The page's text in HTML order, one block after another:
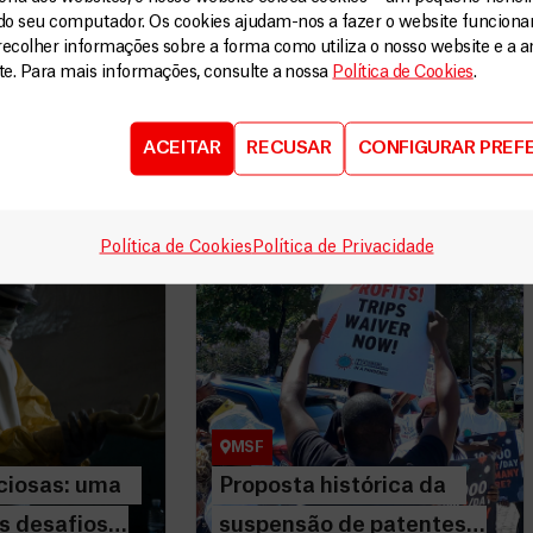
seu computador. Os cookies ajudam-nos a fazer o website
informações sobre a forma como utiliza o nosso website e a
Para mais informações, consulte a nossa Política de Cookies.
ACEITAR RECUSAR CONFIGURAR
Política de Cookies Política de Privacidade
uma visão
morais
uma
desafios
Artigos 22 Fevereiro, 2022
Proposta histórica da
suspensão de patentes tem
de chegar prontamente a
acordo
LEIA MAIS
MSF
Proposta histórica da
suspensão de patentes